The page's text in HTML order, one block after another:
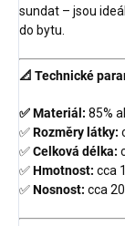
sundat – jsou
do bytu.
📐 Technické
✅Materiál: 85%
✅Rozměry látky:
✅Celková délka:
✅Hmotnost: cca
✅Nosnost: cca